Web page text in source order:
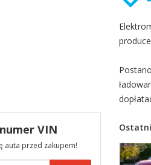
numer VIN
auta przed zakupem!